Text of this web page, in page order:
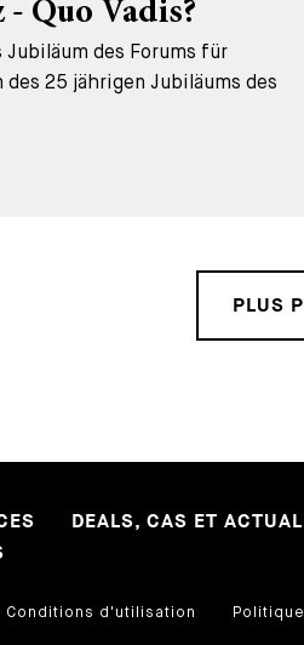
Quo Vadis?
des Forums für
25 jährigen Jubiläums des
PLUS
DEALS, CAS ET
Conditions d'utilisation